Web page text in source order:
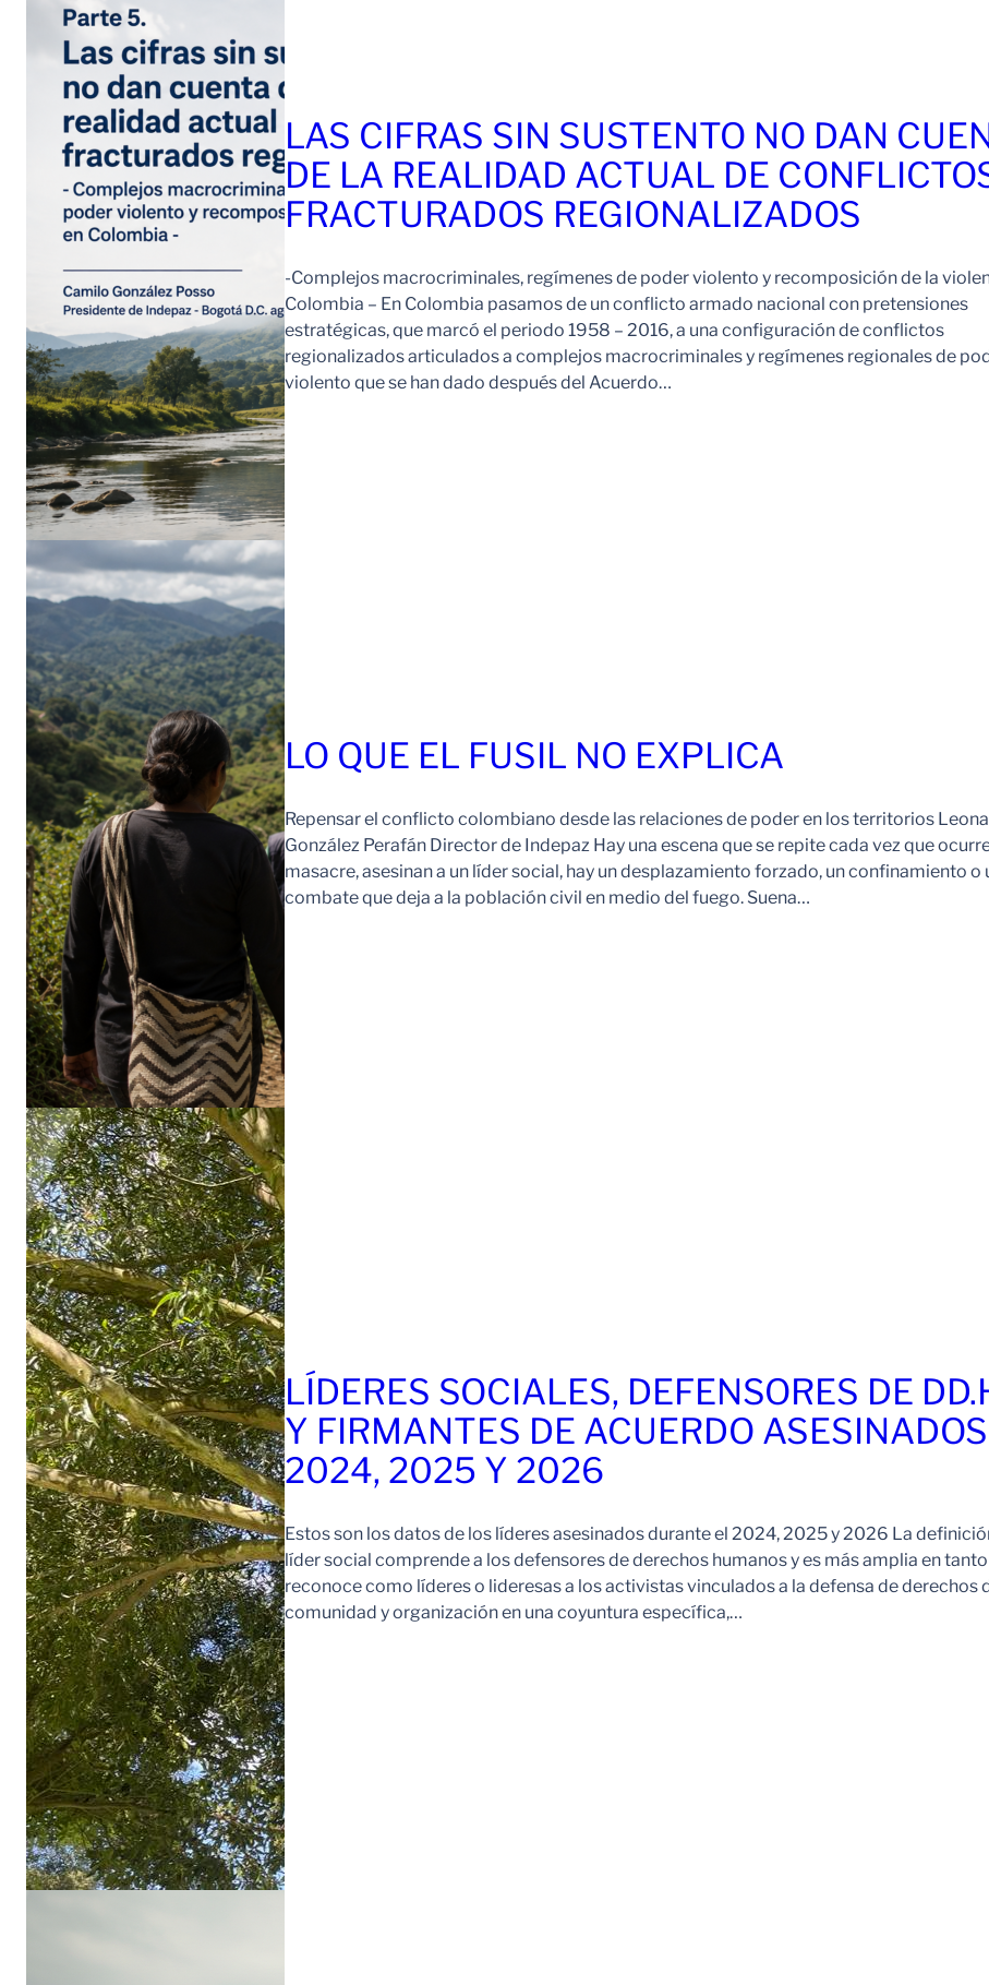
LAS CIFRAS SIN SUSTENTO NO DAN
DE LA REALIDAD ACTUAL DE
FRACTURADOS REGIONALIZADOS
-Complejos macrocriminales, regímenes de poder violento y recomposición de la
Colombia – En Colombia pasamos de un conflicto armado nacional con pretensiones
estratégicas, que marcó el periodo 1958 – 2016, a una configuración de conflictos
regionalizados articulados a complejos macrocriminales y regímenes regionales de
violento que se han dado después del Acuerdo…
LO QUE EL FUSIL NO EXPLICA
Repensar el conflicto colombiano desde las relaciones de poder en los territorios
González Perafán Director de Indepaz Hay una escena que se repite cada vez que
masacre, asesinan a un líder social, hay un desplazamiento forzado, un confinamiento o
combate que deja a la población civil en medio del fuego. Suena…
LÍDERES SOCIALES, DEFENSORES DE
Y FIRMANTES DE ACUERDO
2024, 2025 Y 2026
Estos son los datos de los líderes asesinados durante el 2024, 2025 y 2026 La
líder social comprende a los defensores de derechos humanos y es más amplia en tanto
reconoce como líderes o lideresas a los activistas vinculados a la defensa de derechos
comunidad y organización en una coyuntura específica,…